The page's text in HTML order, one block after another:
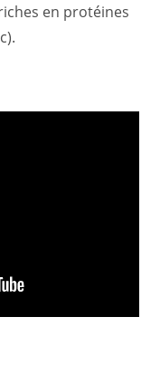
en protéines